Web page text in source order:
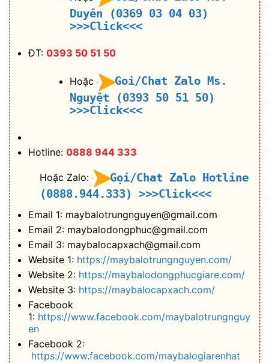
Duyên (0369 03 04 03)
>>>Click<<<
ĐT: 0393 50 51 50
Hoặc
Goi/Chat Zalo Ms.
Nguyệt (0393 50 51 50)
>>>Click<<<
Hotline: 0888 944 333
Hoặc Zalo:
Gọi/Chat Zalo Hotline
(0888.944.333)
>>>Click<<<
Email 1: maybalotrungnguyen@gmail.com
Email 2: maybalodongphuc@gmail.com
Email 3: maybalocapxach@gmail.com
Website 1: https://maybalotrungnguyen.com/
Website 2: https://maybalodongphucgiare.com/
Website 3: https://maybalocapxach.com/
Facebook
1: https://www.facebook.com/maybalotrungnguy
en
Facebook 2:
https://www.facebook.com/maybalogiarenhat